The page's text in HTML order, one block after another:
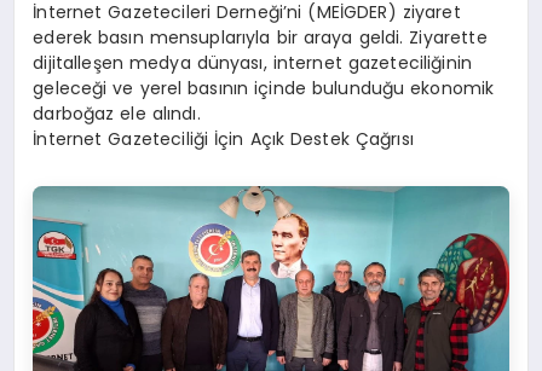
İnternet Gazetecileri Derneği’ni (MEİGDER) ziyaret
ederek basın mensuplarıyla bir araya geldi. Ziyarette
dijitalleşen medya dünyası, internet gazeteciliğinin
geleceği ve yerel basının içinde bulunduğu ekonomik
darboğaz ele alındı.
İnternet Gazeteciliği İçin Açık Destek Çağrısı